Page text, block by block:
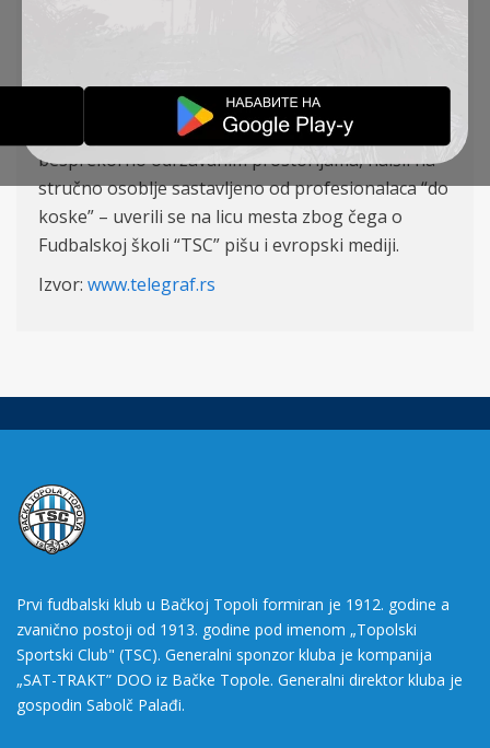
Zavirili smo baš u svaki kutak “ganc” novog
zdanja. Svedočili pedantno doteranim travnjacima,
besprekorno održavanim prostorijama, naišli na
stručno osoblje sastavljeno od profesionalaca “do
koske” – uverili se na licu mesta zbog čega o
Fudbalskoj školi “TSC” pišu i evropski mediji.
Izvor: www.telegraf.rs
Prvi fudbalski klub u Bačkoj Topoli formiran je 1912. godine a
zvanično postoji od 1913. godine pod imenom „Topolski
Sportski Club" (TSC). Generalni sponzor kluba je kompanija
„SAT-TRAKT” DOO iz Bačke Topole. Generalni direktor kluba je
gospodin Sabolč Palađi.